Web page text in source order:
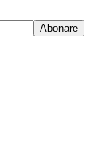
Abonare